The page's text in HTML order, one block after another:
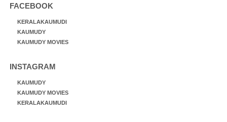
FACEBOOK
KERALAKAUMUDI
KAUMUDY
KAUMUDY MOVIES
INSTAGRAM
KAUMUDY
KAUMUDY MOVIES
KERALAKAUMUDI